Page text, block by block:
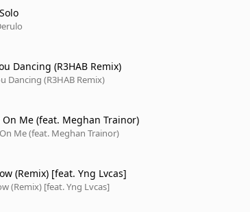
Dancing (R3HAB Remix)
Dancing (R3HAB Remix)
On Me (feat. Meghan Trainor)
Me (feat. Meghan Trainor)
(Remix) [feat. Yng Lvcas]
(Remix) [feat. Yng Lvcas]